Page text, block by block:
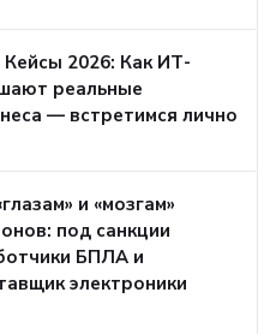
Кейсы 2026: Как ИТ-
реальные
— встретимся лично
и «мозгам»
под санкции
БПЛА и
электроники